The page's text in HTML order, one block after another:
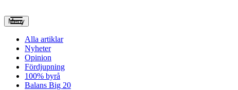
Meny
Alla artiklar
Nyheter
Opinion
Fördjupning
100% byrå
Balans Big 20